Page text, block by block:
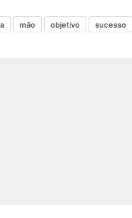
mão objetivo sucesso